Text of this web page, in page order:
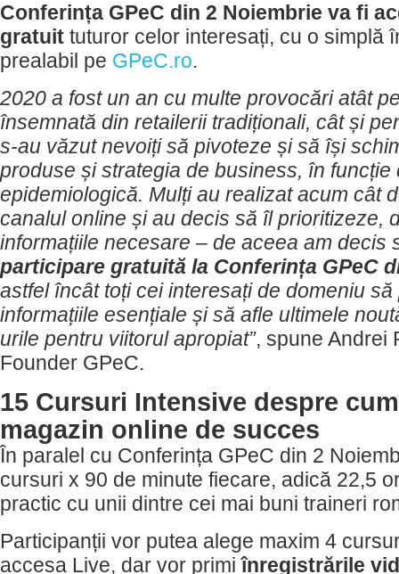
Conferința GPeC din 2 Noiembrie va fi
gratuit tuturor celor interesați, cu o simplă
prealabil pe GPeC.ro.
2020 a fost un an cu multe provocări atât
însemnată din retailerii tradiționali, cât și
s-au văzut nevoiți să pivoteze și să își
produse și strategia de business, în funcție
epidemiologică. Mulți au realizat acum cât
canalul online și au decis să îl prioritizeze,
informațiile necesare – de aceea am decis
participare gratuită la Conferința GPeC
astfel încât toți cei interesați de domeniu
informațiile esențiale și să afle ultimele
urile pentru viitorul apropiat”, spune Andrei
Founder GPeC.
15 Cursuri Intensive despre
magazin online de succes
În paralel cu Conferința GPeC din 2
cursuri x 90 de minute fiecare, adică 22,5
practic cu unii dintre cei mai buni traineri
Participanții vor putea alege maxim 4
accesa Live, dar vor primiînregistrările